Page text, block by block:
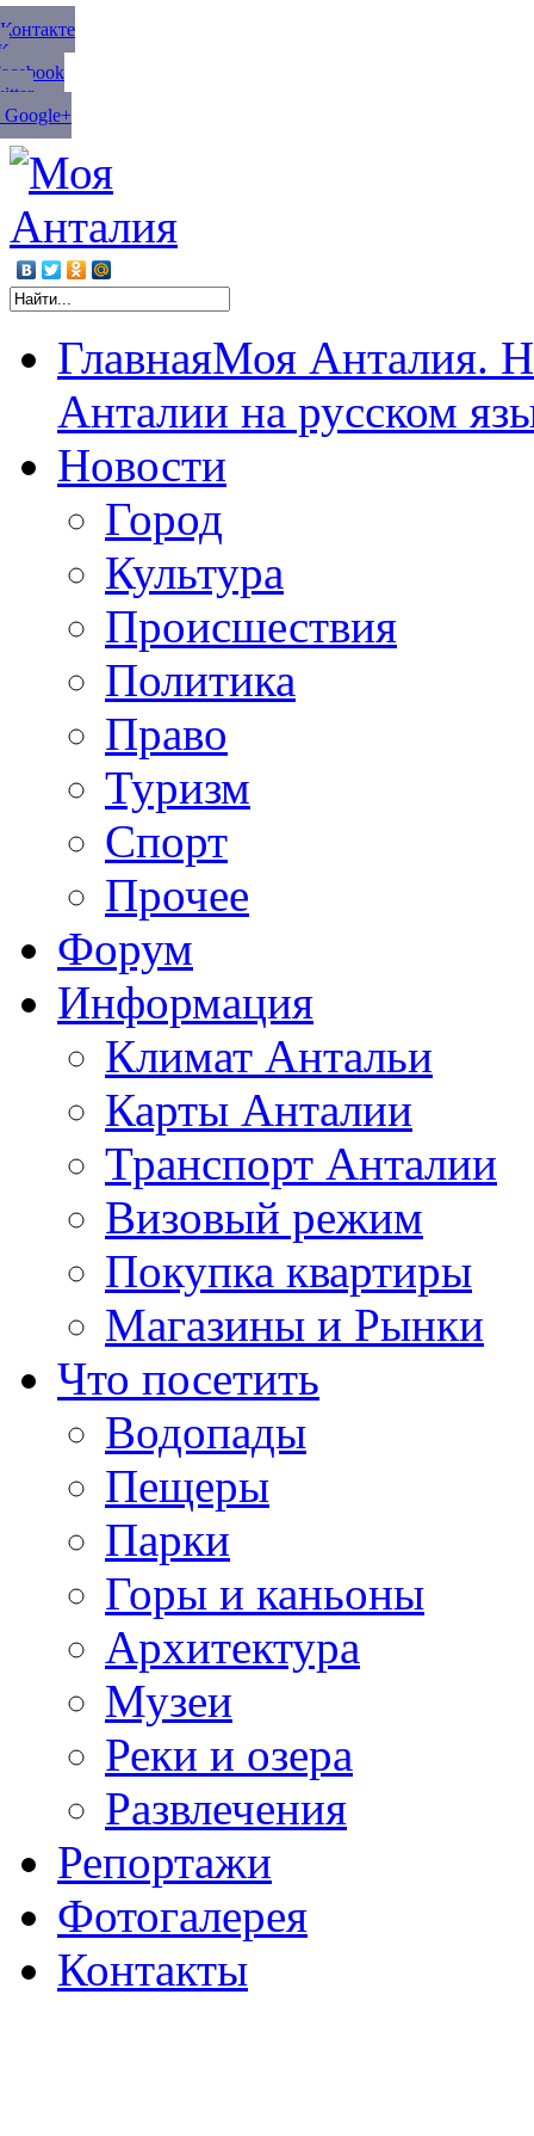
ГлавнаяМоя Анталия.
Анталии на русском
Новости
Город
Культура
Происшествия
Политика
Право
Туризм
Спорт
Прочее
Форум
Информация
Климат Антальи
Карты Анталии
Транспорт Анталии
Визовый режим
Покупка квартиры
Магазины и Рынки
Что посетить
Водопады
Пещеры
Парки
Горы и каньоны
Архитектура
Музеи
Реки и озера
Развлечения
Репортажи
Фотогалерея
Контакты